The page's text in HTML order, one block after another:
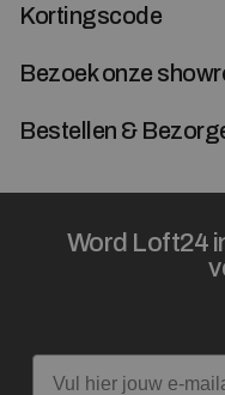
Kortingscode
Bezoek onze
Bestellen &
Word Loft24
Email